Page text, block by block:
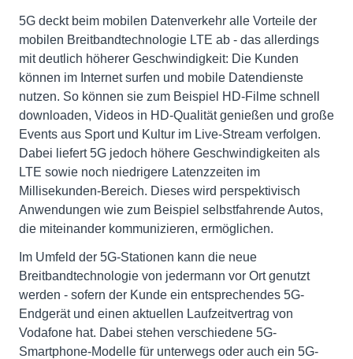
5G deckt beim mobilen Datenverkehr alle Vorteile der
mobilen Breitbandtechnologie LTE ab - das allerdings
mit deutlich höherer Geschwindigkeit: Die Kunden
können im Internet surfen und mobile Datendienste
nutzen. So können sie zum Beispiel HD-Filme schnell
downloaden, Videos in HD-Qualität genießen und große
Events aus Sport und Kultur im Live-Stream verfolgen.
Dabei liefert 5G jedoch höhere Geschwindigkeiten als
LTE sowie noch niedrigere Latenzzeiten im
Millisekunden-Bereich. Dieses wird perspektivisch
Anwendungen wie zum Beispiel selbstfahrende Autos,
die miteinander kommunizieren, ermöglichen.
Im Umfeld der 5G-Stationen kann die neue
Breitbandtechnologie von jedermann vor Ort genutzt
werden - sofern der Kunde ein entsprechendes 5G-
Endgerät und einen aktuellen Laufzeitvertrag von
Vodafone hat. Dabei stehen verschiedene 5G-
Smartphone-Modelle für unterwegs oder auch ein 5G-